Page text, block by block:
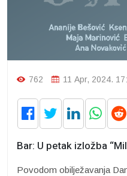
762 11 Apr, 2024.
Bar: U petak izložba
Povodom obilježavanja